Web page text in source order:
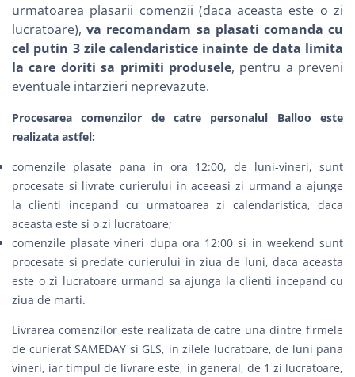
urmatoarea plasarii comenzii (daca aceasta este o zi
lucratoare),va recomandam sa plasati comanda cu
cel putin 3 zile calendaristice inainte de data limita
la care doriti sa primiti produsele, pentru a preveni
eventuale intarzieri neprevazute.
Procesarea comenzilor de catre personalul Balloo este
realizata astfel:
comenzile plasate pana in ora 12:00, de luni-vineri, sunt
procesate si livrate curierului in aceeasi zi urmand a ajunge
la clienti incepand cu urmatoarea zi calendaristica, daca
aceasta este si o zi lucratoare;
comenzile plasate vineri dupa ora 12:00 si in weekend sunt
procesate si predate curierului in ziua de luni, daca aceasta
este o zi lucratoare urmand sa ajunga la clienti incepand cu
ziua de marti.
Livrarea comenzilor este realizata de catre una dintre firmele
de curierat SAMEDAY si GLS, in zilele lucratoare, de luni pana
vineri, iar timpul de livrare este, in general, de 1 zi lucratoare,